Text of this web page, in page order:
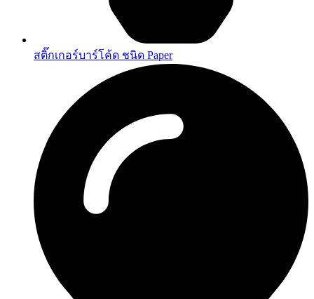
สติ๊กเกอร์บาร์โค้ด ชนิด Paper